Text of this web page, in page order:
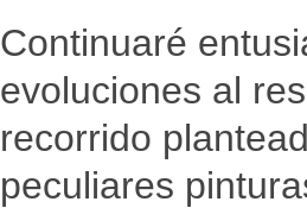
Continuaré
evoluciones al
recorrido
peculiares